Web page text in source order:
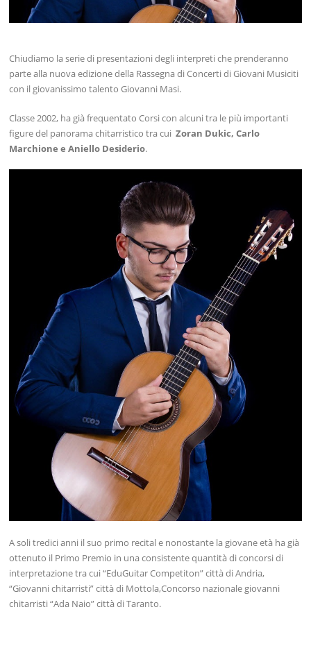
Chiudiamo la serie di presentazioni degli interpreti che prenderanno
parte alla nuova edizione della Rassegna di Concerti di Giovani Musiciti
con il giovanissimo talento Giovanni Masi.
Classe 2002, ha già frequentato Corsi con alcuni tra le più importanti
figure del panorama chitarristico tra cuiZoran Dukic, Carlo
Marchione e Aniello Desiderio.
A soli tredici anni il suo primo recital e nonostante la giovane età ha già
ottenuto il Primo Premio in una consistente quantità di concorsi di
interpretazione tra cui “EduGuitar Competiton” città di Andria,
“Giovanni chitarristi” città di Mottola,Concorso nazionale giovanni
chitarristi “Ada Naio” città di Taranto.